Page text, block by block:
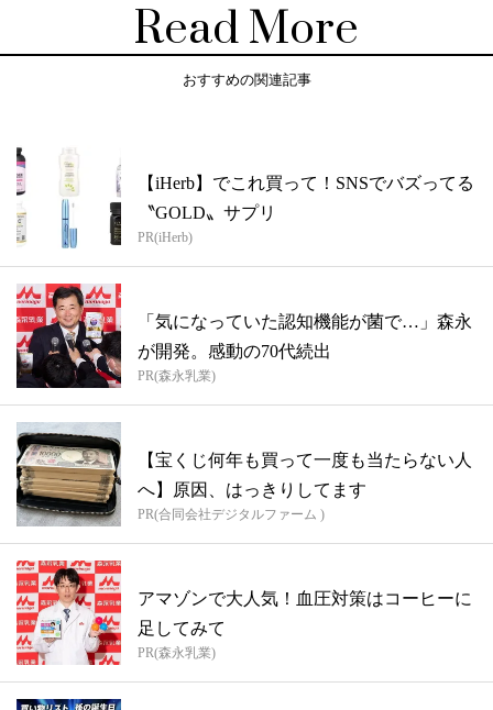
Read More
おすすめの関連記事
【iHerb】でこれ買って！SNSでバズってる
〝GOLD〟サプリ
PR(iHerb)
「気になっていた認知機能が菌で…」森永
が開発。感動の70代続出
PR(森永乳業)
【宝くじ何年も買って一度も当たらない人
へ】原因、はっきりしてます
PR(合同会社デジタルファーム )
アマゾンで大人気！血圧対策はコーヒーに
足してみて
PR(森永乳業)